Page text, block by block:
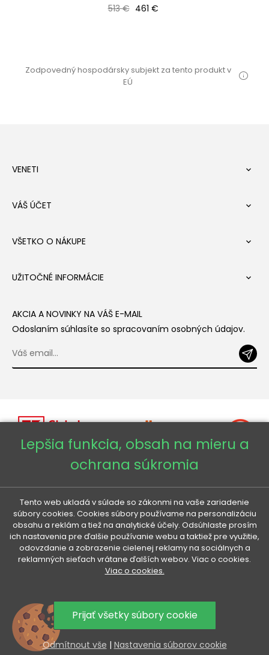
Bežná cena
513 € Cena
461 €
Zodpovedný hospodársky subjekt za tento produkt v
EÚ
VENETI 
VÁŠ ÚČET 
VŠETKO O NÁKUPE 
UŽITOČNÉ INFORMÁCIE 
AKCIA A NOVINKY NA VÁŠ E-MAIL
Odoslaním súhlasíte so spracovaním osobných údajov.
Copyright © 2026 - Veneti™
Veneti SK
Veneti CZ
Veneti DE
Veneti HU
Lepšia funkcia, obsah na mieru a
ochrana súkromia
Tento web ukladá v súlade so zákonmi na vaše zariadenie
súbory cookies. Cookies súbory používame na personalizáciu
obsahu a reklám a tiež na analytické účely. Odsúhlaste prosím
ich nastavenia pre ďalšie používanie webu a taktiež pre využitie,
odovzdanie a zobrazenie cielenej reklamy na sociálnych a
reklamných sieťach vrátane ďalších webov. Viac o cookies.
Viac o cookies.
Prijať všetky súbory cookie
Odmítnout vše | Nastavenia súborov cookie